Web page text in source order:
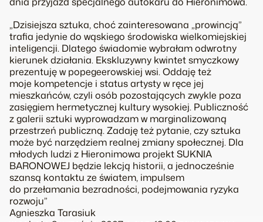
„Dzisiejsza sztuka, choć zainteresowana „prowincją”
trafia jedynie do wąskiego środowiska wielkomiejskiej
inteligencji. Dlatego świadomie wybrałam odwrotny
kierunek działania. Ekskluzywny kwintet smyczkowy
prezentuję w popegeerowskiej wsi. Oddaję też
moje kompetencje i status artysty w ręce jej
mieszkańców, czyli osób pozostających zwykle poza
zasięgiem hermetycznej kultury wysokiej. Publiczność
z galerii sztuki wyprowadzam w marginalizowaną
przestrzeń publiczną. Zadaję też pytanie, czy sztuka
może być narzędziem realnej zmiany społecznej. Dla
młodych ludzi z Hieronimowa projekt SUKNIA
BARONOWEJ będzie lekcją historii, a jednocześnie
szansą kontaktu ze światem, impulsem
do przełamania bezradności, podejmowania ryzyka
rozwoju”
Agnieszka Tarasiuk